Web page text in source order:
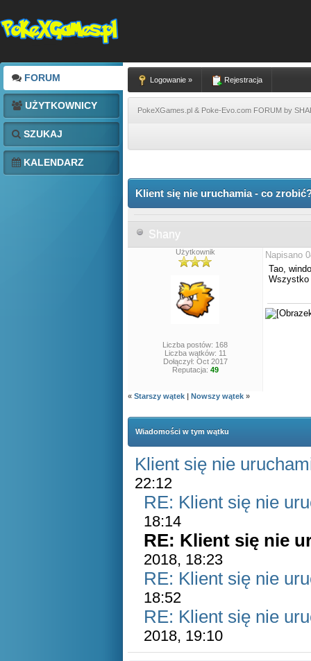
FORUM
UŻYTKOWNICY
SZUKAJ
KALENDARZ
Logowanie » Rejestracja
PokeXGames.pl & Poke-Evo.com FORUM by
Klient się nie uruchamia - co
Shany
Użytkownik
Liczba postów: 168
Liczba wątków: 11
Dołączył: Oct 2017
Reputacja: 49
Napisano
Tao,
Wszystko
« Starszy wątek | Nowszy wątek »
Wiadomości w tym wątku
Klient się nie
22:12
RE: Klient się nie
18:14
RE: Klient się nie
2018, 18:23
RE: Klient się nie
18:52
RE: Klient się nie
2018, 19:10